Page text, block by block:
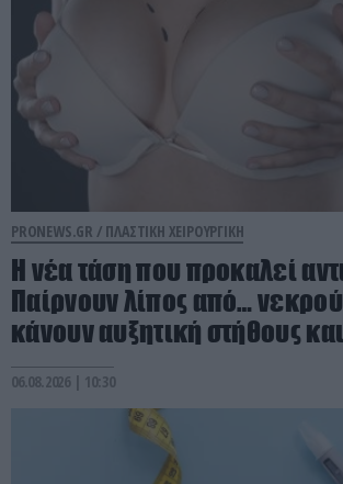
PRONEWS.GR / ΠΛΑΣΤΙΚΗ ΧΕΙΡΟΥΡΓΙΚΗ
Η νέα τάση που προκαλεί
Παίρνουν λίπος από…
κάνουν αυξητική στήθους
06.08.2026 | 10:30